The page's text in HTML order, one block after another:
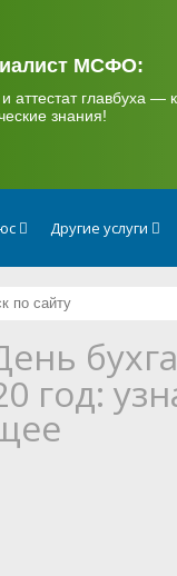
МСФО:
аттестат главбуха —
знания!
Другие услуги
год: